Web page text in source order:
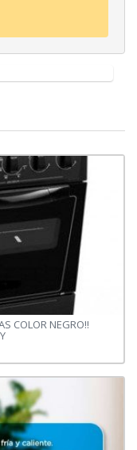
COLOR NEGRO!!